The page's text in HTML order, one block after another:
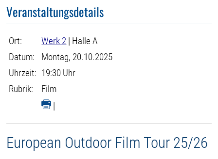
Veranstaltungsdetails
Ort: Werk 2 | Halle A
Datum:
Montag, 20.10.2025
Uhrzeit: 19:30 Uhr
Rubrik:
Film
|
European Outdoor Film Tour 25/26